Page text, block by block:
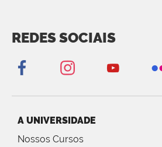
REDES SOCIAIS
A UNIVERSIDADE
Nossos Cursos